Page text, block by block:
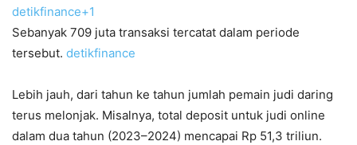
detikfinance+1
Sebanyak 709 juta transaksi tercatat dalam periode
tersebut. detikfinance
Lebih jauh, dari tahun ke tahun jumlah pemain judi daring
terus melonjak. Misalnya, total deposit untuk judi online
dalam dua tahun (2023–2024) mencapai Rp 51,3 triliun.